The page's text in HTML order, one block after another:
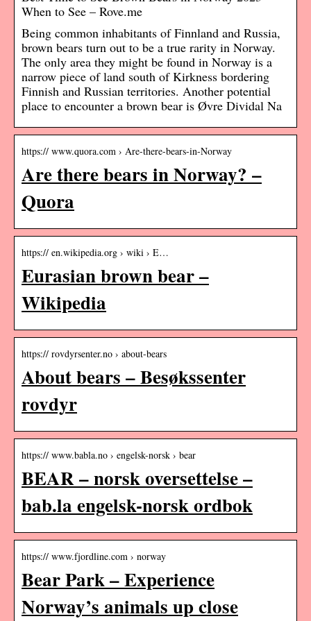
When to See – Rove.me
Being common inhabitants of Finnland and Russia,
brown bears turn out to be a true rarity in Norway.
The only area they might be found in Norway is a
narrow piece of land south of Kirkness bordering
Finnish and Russian territories. Another potential
place to encounter a brown bear is Øvre Dividal Na
https:// www.quora.com › Are-there-bears-in-Norway
Are there bears in Norway? –
Quora
https:// en.wikipedia.org › wiki › E…
Eurasian brown bear –
Wikipedia
https:// rovdyrsenter.no › about-bears
About bears – Besøkssenter
rovdyr
https:// www.babla.no › engelsk-norsk › bear
BEAR – norsk oversettelse –
bab.la engelsk-norsk ordbok
https:// www.fjordline.com › norway
Bear Park – Experience
Norway’s animals up close